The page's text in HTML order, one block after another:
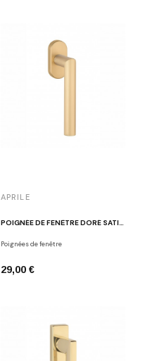
APRILE
POIGNÉE DE FENÊTRE DORÉ SATINÉ APRILE ARABIS
Poignées de fenêtre
29,00 €